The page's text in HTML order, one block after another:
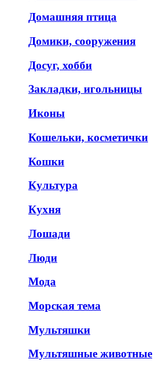
Домашняя птица
Домики, сооружения
Досуг, хобби
Закладки, игольницы
Иконы
Кошельки, косметички
Кошки
Культура
Кухня
Лошади
Люди
Мода
Морская тема
Мультяшки
Мультяшные животные